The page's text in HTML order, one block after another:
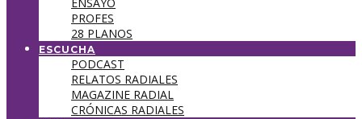
PROFES
28 PLANOS
ESCUCHA
PODCAST
RELATOS RADIALES
MAGAZINE RADIAL
CRÓNICAS RADIALES